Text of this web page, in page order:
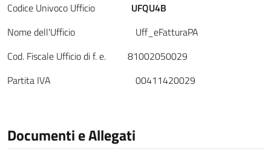
Codice Univoco Ufficio UFQU4B
Nome dell'Ufficio Uff_eFatturaPA
Cod. Fiscale Ufficio di f. e. 81002050029
Partita IVA 00411420029
Documenti e Allegati